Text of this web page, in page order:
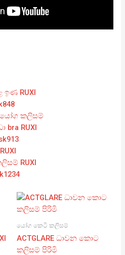
RUXI
යෝග කලිසම්
RUXI
RUXI
යෝග කෙටි කලිසම්
ACTGLARE ධාවන කොට
කලිසම් පිරිමි